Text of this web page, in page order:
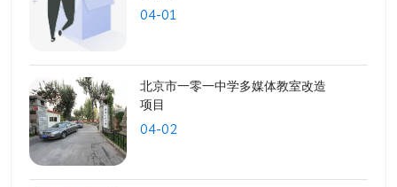
04-01
北京市一零一中学多媒体教室改造
项目
04-02